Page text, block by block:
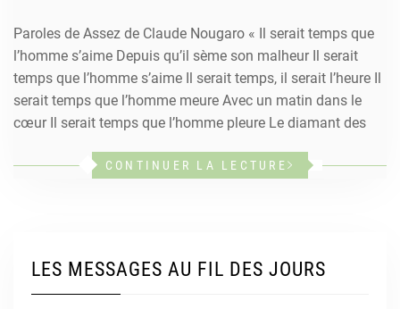
Paroles de Assez de Claude Nougaro « Il serait temps que
l’homme s’aime Depuis qu’il sème son malheur Il serait
temps que l’homme s’aime Il serait temps, il serait l’heure Il
serait temps que l’homme meure Avec un matin dans le
cœur Il serait temps que l’homme pleure Le diamant des
CONTINUER LA LECTURE
LES MESSAGES AU FIL DES JOURS